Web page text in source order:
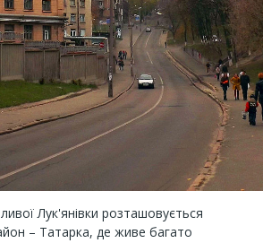
Лук'янівки розташовується
– Татарка, де живе багато